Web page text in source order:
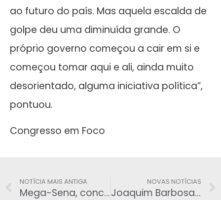
ao futuro do país. Mas aquela escalda de
golpe deu uma diminuída grande. O
próprio governo começou a cair em si e
começou tomar aqui e ali, ainda muito
desorientado, alguma iniciativa política”,
pontuou.
Congresso em Foco
NOTÍCIA MAIS ANTIGA
Mega-Sena, concurso 1.737: ninguém acerta e prêmio acumula em R$ 39 milhões
NOVAS NOTÍCIAS
Joaquim Barbosa: TCU é playground de políticos fracassados